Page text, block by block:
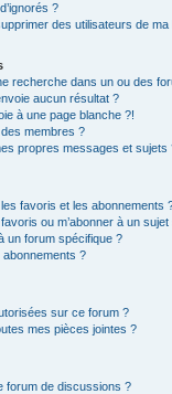
?
des utilisateurs de ma
recherche dans un ou des
aucun résultat ?
à une page blanche ?!
membres ?
propres messages et sujets
favoris et les abonnements
ou m’abonner à un
un forum spécifique ?
?
sur ce forum ?
mes pièces jointes ?
forum de discussions ?